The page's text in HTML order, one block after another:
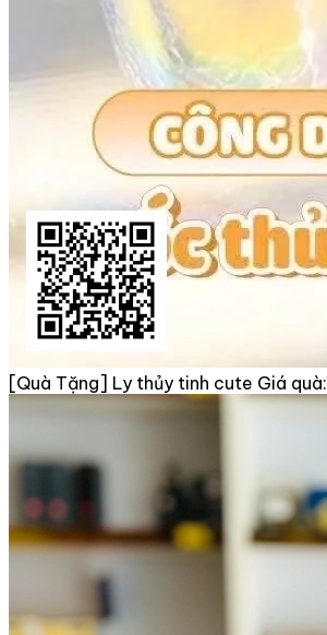
[Quà Tặng] Ly thủy tinh cute Giá quà: